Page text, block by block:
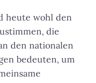
heute wohl den
die
den nationalen
bedeuten, um